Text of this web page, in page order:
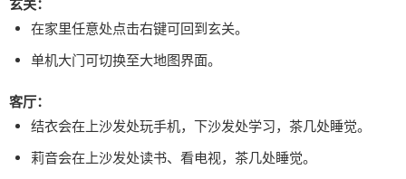
玄关：
在家里任意处点击右键可回到玄关。
单机大门可切换至大地图界面。
客厅：
结衣会在上沙发处玩手机，下沙发处学习，茶几处睡觉。
莉音会在上沙发处读书、看电视，茶几处睡觉。